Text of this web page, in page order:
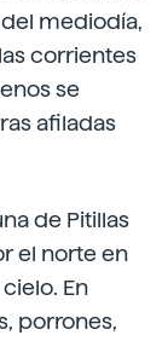
mediodía,
corrientes
se
afiladas
de Pitillas
el norte en
En
porrones,